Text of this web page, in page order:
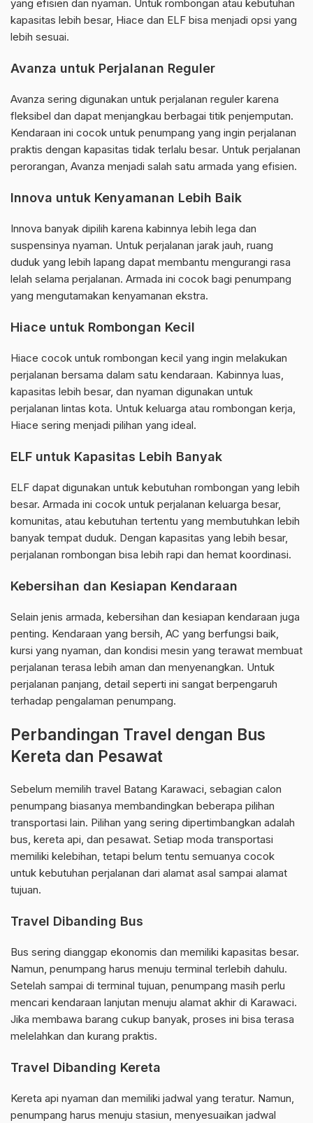
yang efisien dan nyaman. Untuk rombongan atau kebutuhan
kapasitas lebih besar, Hiace dan ELF bisa menjadi opsi yang
lebih sesuai.
Avanza untuk Perjalanan Reguler
Avanza sering digunakan untuk perjalanan reguler karena
fleksibel dan dapat menjangkau berbagai titik penjemputan.
Kendaraan ini cocok untuk penumpang yang ingin perjalanan
praktis dengan kapasitas tidak terlalu besar. Untuk perjalanan
perorangan, Avanza menjadi salah satu armada yang efisien.
Innova untuk Kenyamanan Lebih Baik
Innova banyak dipilih karena kabinnya lebih lega dan
suspensinya nyaman. Untuk perjalanan jarak jauh, ruang
duduk yang lebih lapang dapat membantu mengurangi rasa
lelah selama perjalanan. Armada ini cocok bagi penumpang
yang mengutamakan kenyamanan ekstra.
Hiace untuk Rombongan Kecil
Hiace cocok untuk rombongan kecil yang ingin melakukan
perjalanan bersama dalam satu kendaraan. Kabinnya luas,
kapasitas lebih besar, dan nyaman digunakan untuk
perjalanan lintas kota. Untuk keluarga atau rombongan kerja,
Hiace sering menjadi pilihan yang ideal.
ELF untuk Kapasitas Lebih Banyak
ELF dapat digunakan untuk kebutuhan rombongan yang lebih
besar. Armada ini cocok untuk perjalanan keluarga besar,
komunitas, atau kebutuhan tertentu yang membutuhkan lebih
banyak tempat duduk. Dengan kapasitas yang lebih besar,
perjalanan rombongan bisa lebih rapi dan hemat koordinasi.
Kebersihan dan Kesiapan Kendaraan
Selain jenis armada, kebersihan dan kesiapan kendaraan juga
penting. Kendaraan yang bersih, AC yang berfungsi baik,
kursi yang nyaman, dan kondisi mesin yang terawat membuat
perjalanan terasa lebih aman dan menyenangkan. Untuk
perjalanan panjang, detail seperti ini sangat berpengaruh
terhadap pengalaman penumpang.
Perbandingan Travel dengan Bus
Kereta dan Pesawat
Sebelum memilih travel Batang Karawaci, sebagian calon
penumpang biasanya membandingkan beberapa pilihan
transportasi lain. Pilihan yang sering dipertimbangkan adalah
bus, kereta api, dan pesawat. Setiap moda transportasi
memiliki kelebihan, tetapi belum tentu semuanya cocok
untuk kebutuhan perjalanan dari alamat asal sampai alamat
tujuan.
Travel Dibanding Bus
Bus sering dianggap ekonomis dan memiliki kapasitas besar.
Namun, penumpang harus menuju terminal terlebih dahulu.
Setelah sampai di terminal tujuan, penumpang masih perlu
mencari kendaraan lanjutan menuju alamat akhir di Karawaci.
Jika membawa barang cukup banyak, proses ini bisa terasa
melelahkan dan kurang praktis.
Travel Dibanding Kereta
Kereta api nyaman dan memiliki jadwal yang teratur. Namun,
penumpang harus menuju stasiun, menyesuaikan jadwal